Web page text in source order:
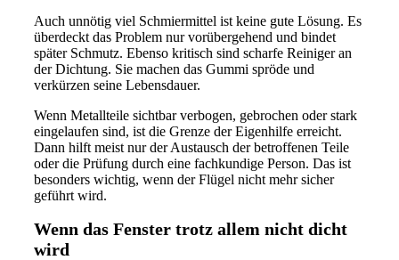
Auch unnötig viel Schmiermittel ist keine gute Lösung. Es
überdeckt das Problem nur vorübergehend und bindet
später Schmutz. Ebenso kritisch sind scharfe Reiniger an
der Dichtung. Sie machen das Gummi spröde und
verkürzen seine Lebensdauer.
Wenn Metallteile sichtbar verbogen, gebrochen oder stark
eingelaufen sind, ist die Grenze der Eigenhilfe erreicht.
Dann hilft meist nur der Austausch der betroffenen Teile
oder die Prüfung durch eine fachkundige Person. Das ist
besonders wichtig, wenn der Flügel nicht mehr sicher
geführt wird.
Wenn das Fenster trotz allem nicht dicht
wird